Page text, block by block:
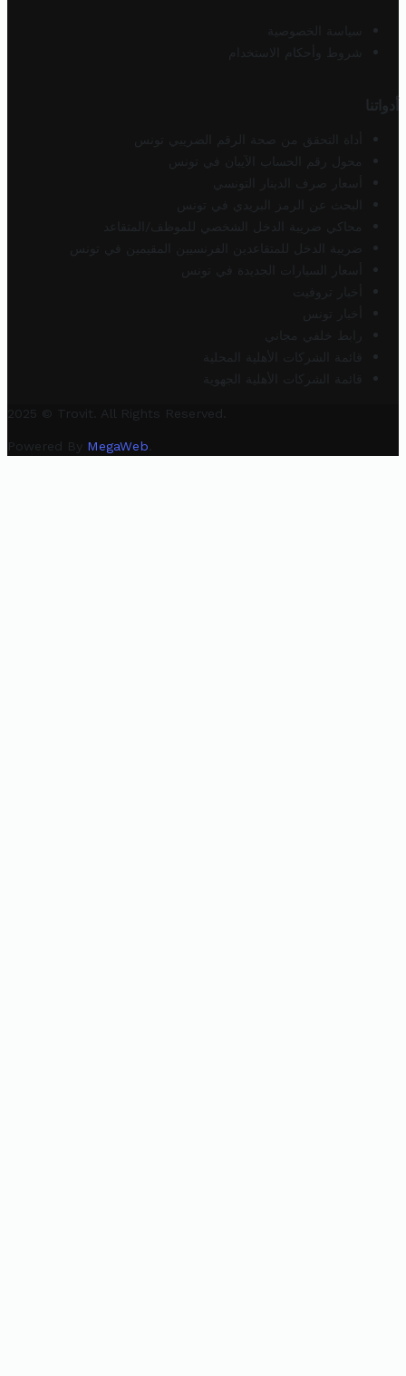
سياسة الخصوصية
شروط وأحكام الاستخدام
أدواتنا
أداة التحقق من صحة الرقم الضريبي تونس
محول رقم الحساب الآيبان في تونس
أسعار صرف الدينار التونسي
البحث عن الرمز البريدي في تونس
محاكي ضريبة الدخل الشخصي للموظف/المتقاعد
ضريبة الدخل للمتقاعدين الفرنسيين المقيمين في تونس
أسعار السيارات الجديدة في تونس
أخبار تروفيت
أخبار تونس
رابط خلفي مجاني
قائمة الشركات الأهلية المحلية
قائمة الشركات الأهلية الجهوية
2025 © Trovit. All Rights Reserved.
Powered By MegaWeb